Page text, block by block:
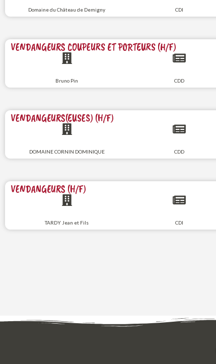
Domaine du Château de Demigny CDI
VENDANGEURS COUPEURS ET PORTEURS (H/F)
Bruno Pin CDD
VENDANGEURS(EUSES) (H/F)
DOMAINE CORNIN DOMINIQUE CDD
VENDANGEURS (H/F)
TARDY Jean et Fils CDI